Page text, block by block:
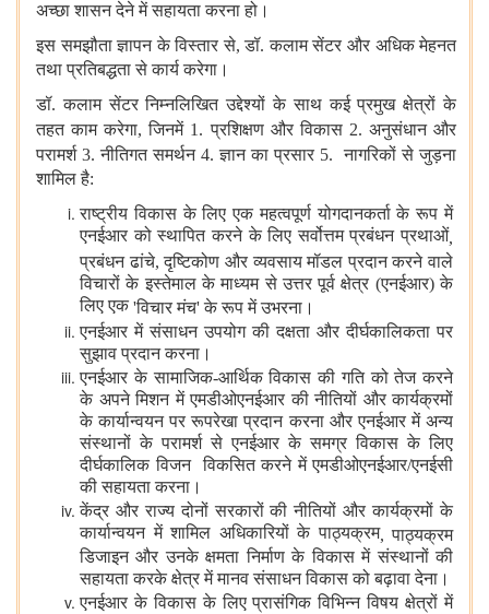
अच्‍छा शासन देने में सहायता करना हो।
इस समझौता ज्ञापन के विस्तार से, डॉ. कलाम सेंटर और अधिक मेहनत
तथा प्रतिबद्धता से कार्य करेगा।
डॉ. कलाम सेंटर निम्नलिखित उद्देश्यों के साथ कई प्रमुख क्षेत्रों के
तहत काम करेगा,जिनमें 1.प्रशिक्षण और विकास 2. अनुसंधान और
परामर्श 3. नीतिगत समर्थन 4.ज्ञान का प्रसार 5.
नागरिकों से जुड़ना
शामिल है:
राष्ट्रीय विकास के लिए एक महत्वपूर्ण योगदानकर्ता के रूप में
एनईआर को स्थापित करने के लिए सर्वोत्तम प्रबंधन प्रथाओं,
प्रबंधन ढांचे,दृष्टिकोण और व्यवसाय मॉडल प्रदान करने वाले
विचारों के इस्‍तेमाल के माध्यम से उत्तर पूर्व क्षेत्र (एनईआर) के
लिए एक'विचार मंच'के रूप में उभरना।
एनईआर में संसाधन उपयोग की दक्षता और दीर्घकालिकता पर
सुझाव प्रदान करना।
एनईआर के सामाजिक-आर्थिक विकास की गति को तेज करने
के अपने मिशन में एमडीओएनईआर की नीतियों और कार्यक्रमों
के कार्यान्वयन पर रूपरेखा प्रदान करना और एनईआर में अन्य
संस्थानों के परामर्श से एनईआर के समग्र विकास के लिए
दीर्घकालिक विजन विकसित करने में एमडीओएनईआर/एनईसी
की सहायता करना।
केंद्र और राज्य दोनों सरकारों की नीतियों और कार्यक्रमों के
कार्यान्वयन में शामिल अधिकारियों के पाठ्यक्रम,पाठ्यक्रम
डिजाइन और उनके क्षमता निर्माण के विकास में संस्थानों की
सहायता करके क्षेत्र में मानव संसाधन विकास को बढ़ावा देना।
एनईआर के विकास के लिए प्रासंगिक विभिन्न विषय क्षेत्रों में